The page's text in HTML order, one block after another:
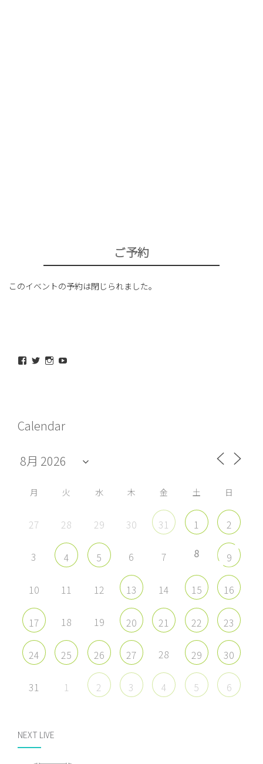
ご予約
このイベントの予約は閉じられました。
maeda_kazuaki@me.com
ィ
ー
を
Facebook
示
maedakazuaki
さ
ィ
ー
を
Twitter
maede_kazuaki
ィ
ー
を
Instagram
YouTube
示
Calendar
月 火 水 木 金 土 日
27 28 29 30 31 1 2
3 4 5 6 7 8 9
10 11 12 13 14 15 16
17 18 19 20 21 22 23
24 25 26 27 28 29 30
31 1 2 3 4 5 6
NEXT LIVE